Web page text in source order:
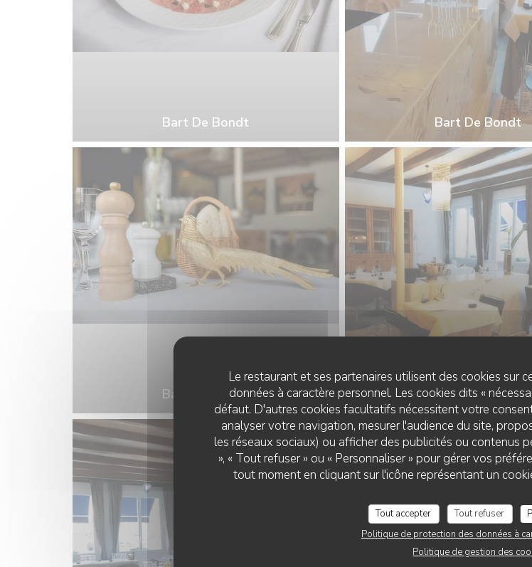
Le restaurant et ses partenaires utilisent des cookies sur
données à caractère personnel. Les cookies dits «
défaut. D'autres cookies facultatifs nécessitent votre
analyser votre navigation, mesurer l'audience du site,
les réseaux sociaux) ou afficher des publicités ou contenus
», « Tout refuser » ou « Personnaliser » pour gérer vos
tout moment en cliquant sur l'icône représentant un
Tout accepter Tout refuser
Politique de protection des données à
Politique de gestion des
Bart De Bondt Bart De Bondt
Bart De Bondt Bart De Bondt